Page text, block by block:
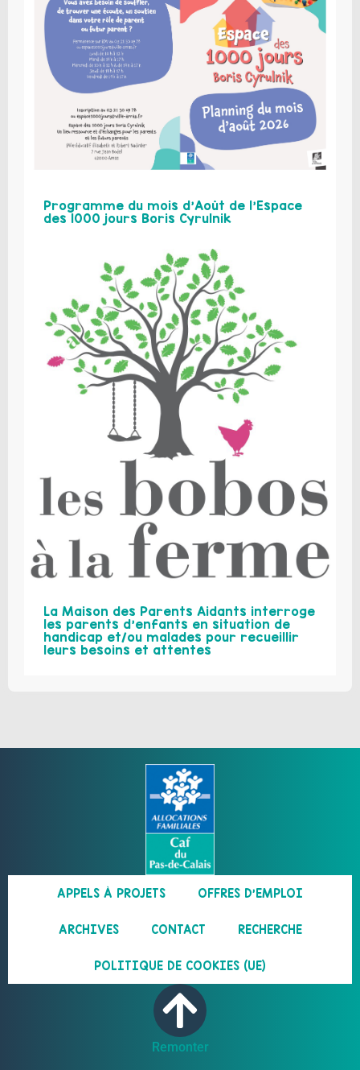
Programme du mois d’Août de l’Espace
des 1000 jours Boris Cyrulnik
La Maison des Parents Aidants interroge
les parents d’enfants en situation de
handicap et/ou malades pour recueillir
leurs besoins et attentes
APPELS À PROJETS OFFRES D’EMPLOI
ARCHIVES CONTACT RECHERCHE
POLITIQUE DE COOKIES (UE)
Remonter